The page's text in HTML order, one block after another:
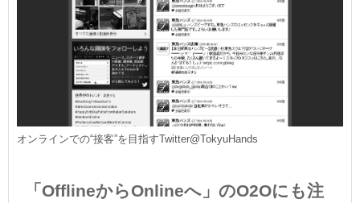
オンラインでの“接客”を目指すTwitter@TokyuHands
「OfflineからOnlineへ」のO2Oにも注